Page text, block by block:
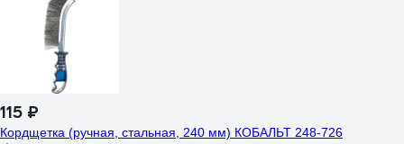
115 ₽
Кордщетка (ручная, стальная, 240 мм) КОБАЛЬТ 248-726